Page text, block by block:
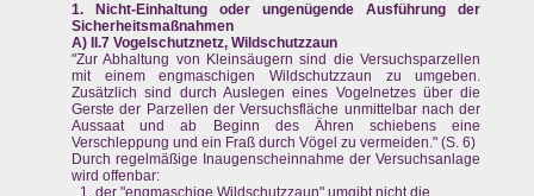
1. Nicht-Einhaltung oder ungenügende Ausführung der
Sicherheitsmaßnahmen
A) II.7 Vogelschutznetz, Wildschutzzaun
"Zur Abhaltung von Kleinsäugern sind die Versuchsparzellen
mit einem engmaschigen Wildschutzzaun zu umgeben.
Zusätzlich sind durch Auslegen eines Vogelnetzes über die
Gerste der Parzellen der Versuchsfläche unmittelbar nach der
Aussaat und ab Beginn des Ähren schiebens eine
Verschleppung und ein Fraß durch Vögel zu vermeiden." (S. 6)
Durch regelmäßige Inaugenscheinnahme der Versuchsanlage
wird offenbar: